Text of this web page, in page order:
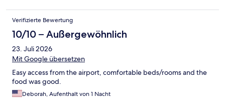
Verifizierte Bewertung
10/10 – Außergewöhnlich
23. Juli 2026
Mit Google übersetzen
Easy access from the airport, comfortable beds/rooms and the
food was good.
Deborah, Aufenthalt von 1 Nacht